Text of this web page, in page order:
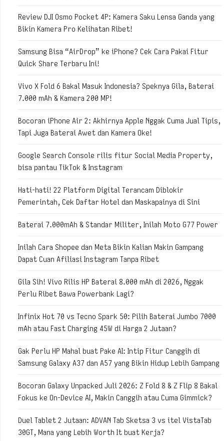
Review DJI Osmo Pocket 4P: Kamera Saku Lensa Ganda yang
Bikin Kamera Pro Kelihatan Ribet!
Samsung Bisa “AirDrop” ke iPhone? Cek Cara Pakai Fitur
Quick Share Terbaru Ini!
Vivo X Fold 6 Bakal Masuk Indonesia? Speknya Gila, Baterai
7.000 mAh & Kamera 200 MP!
Bocoran iPhone Air 2: Akhirnya Apple Nggak Cuma Jual Tipis,
Tapi Juga Baterai Awet dan Kamera Oke!
Google Search Console rilis fitur Social Media Property,
bisa pantau TikTok & Instagram
Hati-hati! 22 Platform Digital Terancam Diblokir
Pemerintah, Cek Daftar Hotel dan Maskapainya di Sini
Baterai 7.000mAh & Standar Militer, Inilah Moto G77 Power
Inilah Cara Shopee dan Meta Bikin Kalian Makin Gampang
Dapat Cuan Afiliasi Instagram Tanpa Ribet
Gila Sih! Vivo Rilis HP Baterai 8.000 mAh di 2026, Nggak
Perlu Ribet Bawa Powerbank Lagi?
Infinix Hot 70 vs Tecno Spark 50: Pilih Baterai Jumbo 7000
mAh atau Fast Charging 45W di Harga 2 Jutaan?
Gak Perlu HP Mahal buat Pake AI: Intip Fitur Canggih di
Samsung Galaxy A37 dan A57 yang Bikin Hidup Lebih Gampang
Bocoran Galaxy Unpacked Juli 2026: Z Fold 8 & Z Flip 8 Bakal
Fokus ke On-Device AI, Makin Canggih atau Cuma Gimmick?
Duel Tablet 2 Jutaan: ADVAN Tab Sketsa 3 vs itel VistaTab
30GT, Mana yang Lebih Worth It buat Kerja?